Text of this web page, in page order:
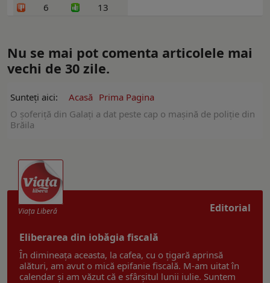
6
13
Nu se mai pot comenta articolele mai
vechi de 30 zile.
Sunteți aici: Acasă Prima Pagina
O șoferiță din Galați a dat peste cap o mașină de poliție din
Brăila
Editorial
Viaţa Liberă
Eliberarea din iobăgia fiscală
În dimineața aceasta, la cafea, cu o țigară aprinsă
alături, am avut o mică epifanie fiscală. M-am uitat în
calendar și am văzut că e sfârșitul lunii iulie. Suntem